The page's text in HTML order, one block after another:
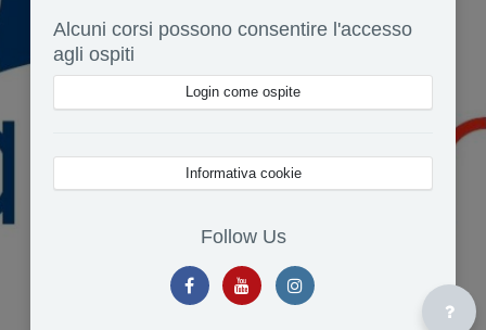
Alcuni corsi possono consentire l'accesso
agli ospiti
Login come ospite
Informativa cookie
Follow Us